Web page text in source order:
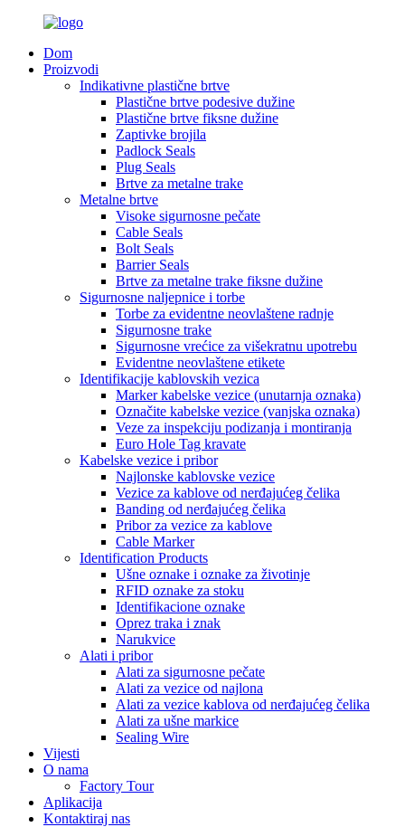
Dom
Proizvodi
Indikativne plastične brtve
Plastične brtve podesive dužine
Plastične brtve fiksne dužine
Zaptivke brojila
Padlock Seals
Plug Seals
Brtve za metalne trake
Metalne brtve
Visoke sigurnosne pečate
Cable Seals
Bolt Seals
Barrier Seals
Brtve za metalne trake fiksne dužine
Sigurnosne naljepnice i torbe
Torbe za evidentne neovlaštene radnje
Sigurnosne trake
Sigurnosne vrećice za višekratnu upotrebu
Evidentne neovlaštene etikete
Identifikacije kablovskih vezica
Marker kabelske vezice (unutarnja oznaka)
Označite kabelske vezice (vanjska oznaka)
Veze za inspekciju podizanja i montiranja
Euro Hole Tag kravate
Kabelske vezice i pribor
Najlonske kablovske vezice
Vezice za kablove od nerđajućeg čelika
Banding od nerđajućeg čelika
Pribor za vezice za kablove
Cable Marker
Identification Products
Ušne oznake i oznake za životinje
RFID oznake za stoku
Identifikacione oznake
Oprez traka i znak
Narukvice
Alati i pribor
Alati za sigurnosne pečate
Alati za vezice od najlona
Alati za vezice kablova od nerđajućeg čelika
Alati za ušne markice
Sealing Wire
Vijesti
O nama
Factory Tour
Aplikacija
Kontaktiraj nas